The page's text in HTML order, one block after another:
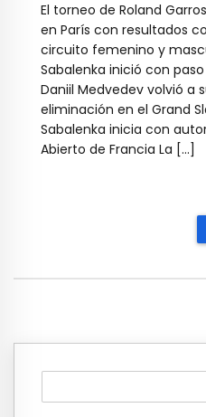
El torneo de Roland
en París con resultados
circuito femenino y
Sabalenka inició con
Daniil Medvedev volvió a
eliminación en el Grand
Sabalenka inicia con
Abierto de Francia La […]